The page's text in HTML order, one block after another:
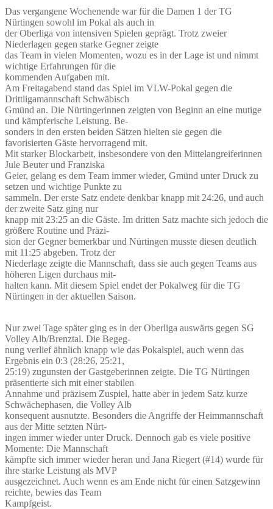
Das vergangene Wochenende war für die Damen 1 der TG
Nürtingen sowohl im Pokal als auch in
der Oberliga von intensiven Spielen geprägt. Trotz zweier
Niederlagen gegen starke Gegner zeigte
das Team in vielen Momenten, wozu es in der Lage ist und nimmt
wichtige Erfahrungen für die
kommenden Aufgaben mit.
Am Freitagabend stand das Spiel im VLW-Pokal gegen die
Drittligamannschaft Schwäbisch
Gmünd an. Die Nürtingerinnen zeigten von Beginn an eine mutige
und kämpferische Leistung. Be-
sonders in den ersten beiden Sätzen hielten sie gegen die
favorisierten Gäste hervorragend mit.
Mit starker Blockarbeit, insbesondere von den Mittelangreiferinnen
Jule Beuter und Franziska
Geier, gelang es dem Team immer wieder, Gmünd unter Druck zu
setzen und wichtige Punkte zu
sammeln. Der erste Satz endete denkbar knapp mit 24:26, und auch
der zweite Satz ging nur
knapp mit 23:25 an die Gäste. Im dritten Satz machte sich jedoch die
größere Routine und Präzi-
sion der Gegner bemerkbar und Nürtingen musste diesen deutlich
mit 11:25 abgeben. Trotz der
Niederlage zeigte die Mannschaft, dass sie auch gegen Teams aus
höheren Ligen durchaus mit-
halten kann. Mit diesem Spiel endet der Pokalweg für die TG
Nürtingen in der aktuellen Saison.
Nur zwei Tage später ging es in der Oberliga auswärts gegen SG
Volley Alb/Brenztal. Die Begeg-
nung verlief ähnlich knapp wie das Pokalspiel, auch wenn das
Ergebnis ein 0:3 (28:26, 25:21,
25:19) zugunsten der Gastgeberinnen zeigte. Die TG Nürtingen
präsentierte sich mit einer stabilen
Annahme und präzisem Zuspiel, hatte aber in jedem Satz kurze
Schwächephasen, die Volley Alb
konsequent ausnutzte. Besonders die Angriffe der Heimmannschaft
aus der Mitte setzten Nürt-
ingen immer wieder unter Druck. Dennoch gab es viele positive
Momente: Die Mannschaft
kämpfte sich immer wieder heran und Jana Riegert (#14) wurde für
ihre starke Leistung als MVP
ausgezeichnet. Auch wenn es am Ende nicht für einen Satzgewinn
reichte, bewies das Team
Kampfgeist.